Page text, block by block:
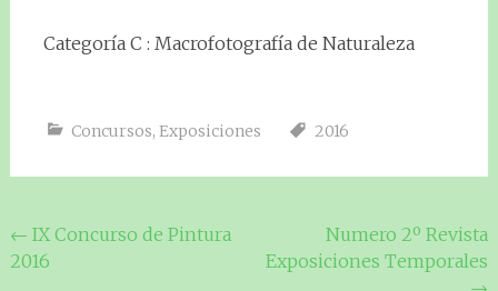
Categoría C : Macrofotografía de Naturaleza
Concursos, Exposiciones 2016
Navegación
de
← IX Concurso de Pintura
2016
Numero 2º Revista
Exposiciones Temporales